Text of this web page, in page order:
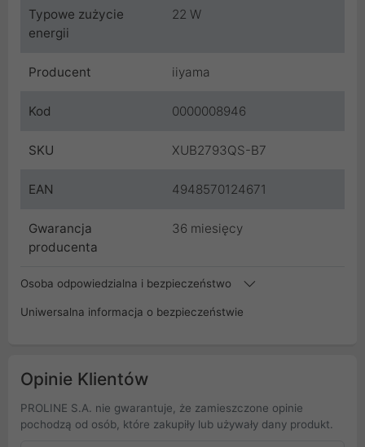
Typowe zużycie
energii
22 W
Producent iiyama
Kod 0000008946
SKU XUB2793QS-B7
EAN 4948570124671
Gwarancja
producenta
36 miesięcy
Osoba odpowiedzialna i bezpieczeństwo
Uniwersalna informacja o bezpieczeństwie
Opinie Klientów
PROLINE S.A. nie gwarantuje, że zamieszczone opinie
pochodzą od osób, które zakupiły lub używały dany produkt.